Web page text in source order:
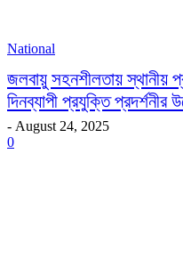
National
জলবায়ু সহনশীলতায় স্থানীয়
দিনব্যাপী প্রযুক্তি প্রদর্শনীর
- August 24, 2025
0